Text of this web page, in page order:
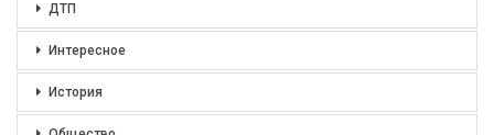
ДТП
Интересное
История